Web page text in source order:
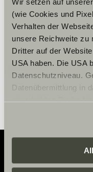
(wie Cookies und
Verhalten der
unsere Reichweite zu
Dritter auf der
USA haben. Die USA
Datenschutzniveau.
Datenübermittlung in
ein erhöhtes Risiko
zustehen.
eigene Zwecke
zusammenführen.
Datenschutzerklärung